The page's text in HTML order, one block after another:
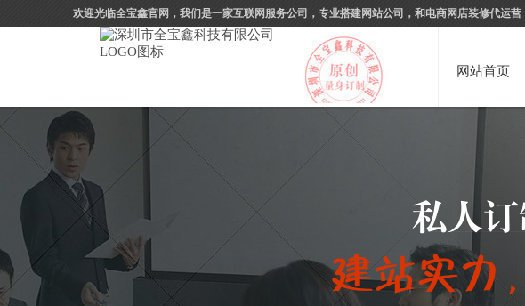
欢迎光临全宝鑫官网，我们是一家互联网服务公司，专业搭建网站公司，和电商网店装修代运营
网站首页